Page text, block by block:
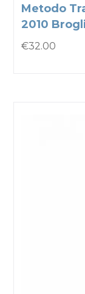
Metodo
2010
€32.00